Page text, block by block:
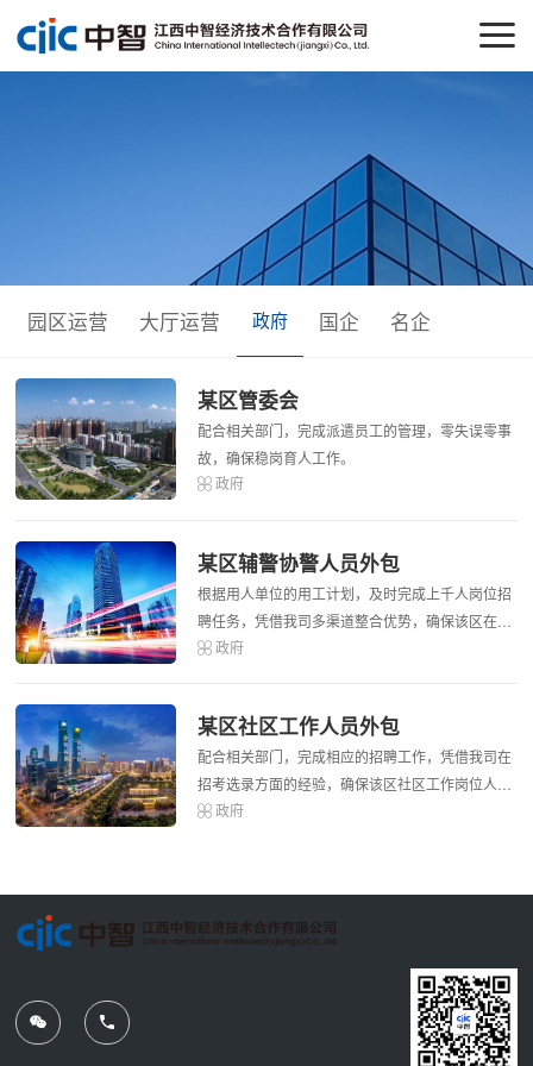
园区运营 大厅运营 政府 国企 名企
某区管委会
配合相关部门，完成派遣员工的管理，零失误零事
故，确保稳岗育人工作。
政府
某区辅警协警人员外包
根据用人单位的用工计划，及时完成上千人岗位招
聘任务，凭借我司多渠道整合优势，确保该区在人
员到岗，全年零误差的完成人员招录离工作，受到
政府
某区社区工作人员外包
配合相关部门，完成相应的招聘工作，凭借我司在
招考选录方面的经验，确保该区社区工作岗位人员
选录工作的取得优秀的成绩，为该区树立了良好的
政府